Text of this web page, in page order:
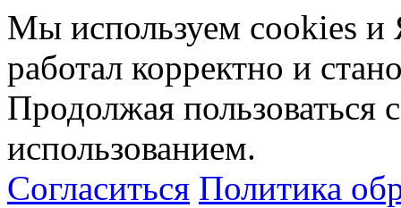
Мы используем cookies и
работал корректно и
Продолжая пользоваться
использованием.
Согласиться Политика